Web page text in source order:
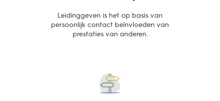
Leidinggeven is het op basis van
persoonlijk contact beïnvloeden van
prestaties van anderen.